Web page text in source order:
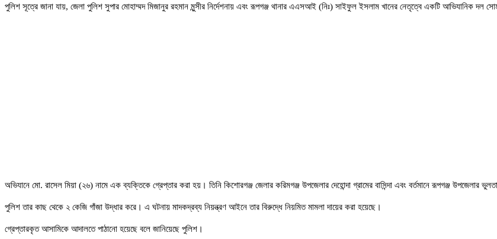
পুলিশ সূত্রে জানা যায়, জেলা পুলিশ সুপার মোহাম্মদ মিজানুর রহমান মুন্সীর নির্দেশনায় এবং রূপগঞ্জ থানার এএসআই (নিঃ) সাইফুল ইসলাম খানের নেতৃত্বে একটি আভিযানিক দল
অভিযানে মো. রাসেল মিয়া (২৬) নামে এক ব্যক্তিকে গ্রেপ্তার করা হয়। তিনি কিশোরগঞ্জ জেলার করিমগঞ্জ উপজেলার দেহোন্দা গ্রামের বাসিন্দা এবং বর্তমানে রূপগঞ্জ উপজেলার
পুলিশ তার কাছ থেকে ২ কেজি গাঁজা উদ্ধার করে। এ ঘটনায় মাদকদ্রব্য নিয়ন্ত্রণ আইনে তার বিরুদ্ধে নিয়মিত মামলা দায়ের করা হয়েছে।
গ্রেপ্তারকৃত আসামিকে আদালতে পাঠানো হয়েছে বলে জানিয়েছে পুলিশ।